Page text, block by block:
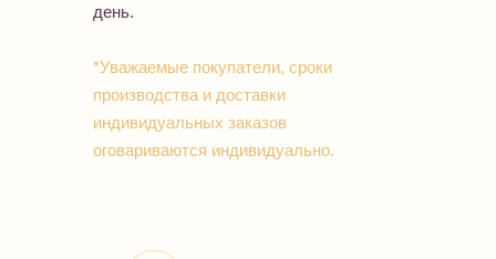
день.
*Уважаемые покупатели, сроки
производства и доставки
индивидуальных заказов
оговариваются индивидуально.